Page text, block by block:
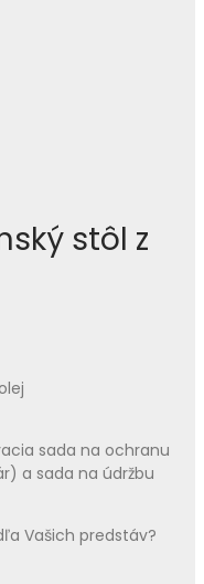
stôl z
sada na ochranu
a sada na údržbu
Vašich predstáv?